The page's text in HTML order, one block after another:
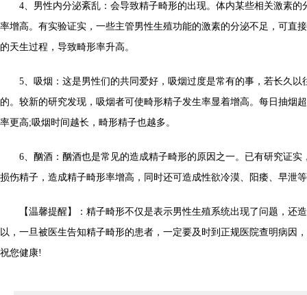
4、男性内分泌紊乱：会导致精子畸形的出现。体内某些相关激素的
率增高。有实验证实，一些主管男性生殖功能的激素的分泌不足，可直
的天生过程，导致畸形率升高。
5、吸烟：这是男性们的共同爱好，吸烟过度是常有的事，若长久以
的。较新的研究发现，吸烟者可使畸形精子发生率显着增高。每日抽烟
率更高;吸烟时间越长，畸形精子也越多。
6、酗酒：酗酒也是常见的造成精子畸形的原因之一。已有研究证实
损伤精子，造成精子畸形率增高，同时还可造成性欲冷漠、阳痿、早泄
【温馨提醒】：精子畸形不仅是表示男性生殖系统出现了问题，还
以，一旦被医生告知精子畸形的患者，一定要及时到正规医院查明病因
祝您健康!